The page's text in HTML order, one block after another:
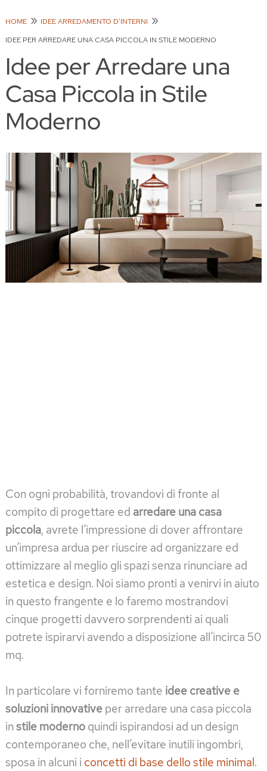
HOME
IDEE ARREDAMENTO D'INTERNI
IDEE PER ARREDARE UNA CASA PICCOLA IN STILE MODERNO
Idee per Arredare una
Casa Piccola in Stile
Moderno
Con ogni probabilità, trovandovi di fronte al
compito di progettare ed arredare una casa
piccola, avrete l’impressione di dover affrontare
un’impresa ardua per riuscire ad organizzare ed
ottimizzare al meglio gli spazi senza rinunciare ad
estetica e design. Noi siamo pronti a venirvi in aiuto
in questo frangente e lo faremo mostrandovi
cinque progetti davvero sorprendenti ai quali
potrete ispirarvi avendo a disposizione all’incirca 50
mq.
In particolare vi forniremo tante idee creative e
soluzioni innovative per arredare una casa piccola
in stile moderno quindi ispirandosi ad un design
contemporaneo che, nell’evitare inutili ingombri,
sposa in alcuni i concetti di base dello stile minimal.